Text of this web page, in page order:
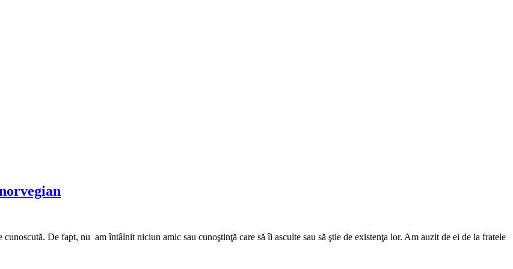
De fapt, nu am întâlnit niciun amic sau cunoştinţă care să îi asculte sau să ştie de existenţa lor. Am auzit de ei de la fratele